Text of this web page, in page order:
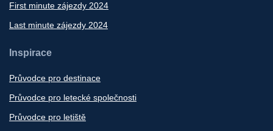
First minute zájezdy 2024
Last minute zájezdy 2024
Inspirace
Průvodce pro destinace
Průvodce pro letecké společnosti
Průvodce pro letiště